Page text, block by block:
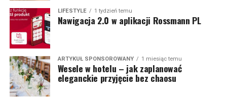
LIFESTYLE 1 tydzień temu
Nawigacja 2.0 w aplikacji Rossmann PL
ARTYKUŁ SPONSOROWANY 1 miesiąc temu
Wesele w hotelu – jak zaplanować
eleganckie przyjęcie bez chaosu